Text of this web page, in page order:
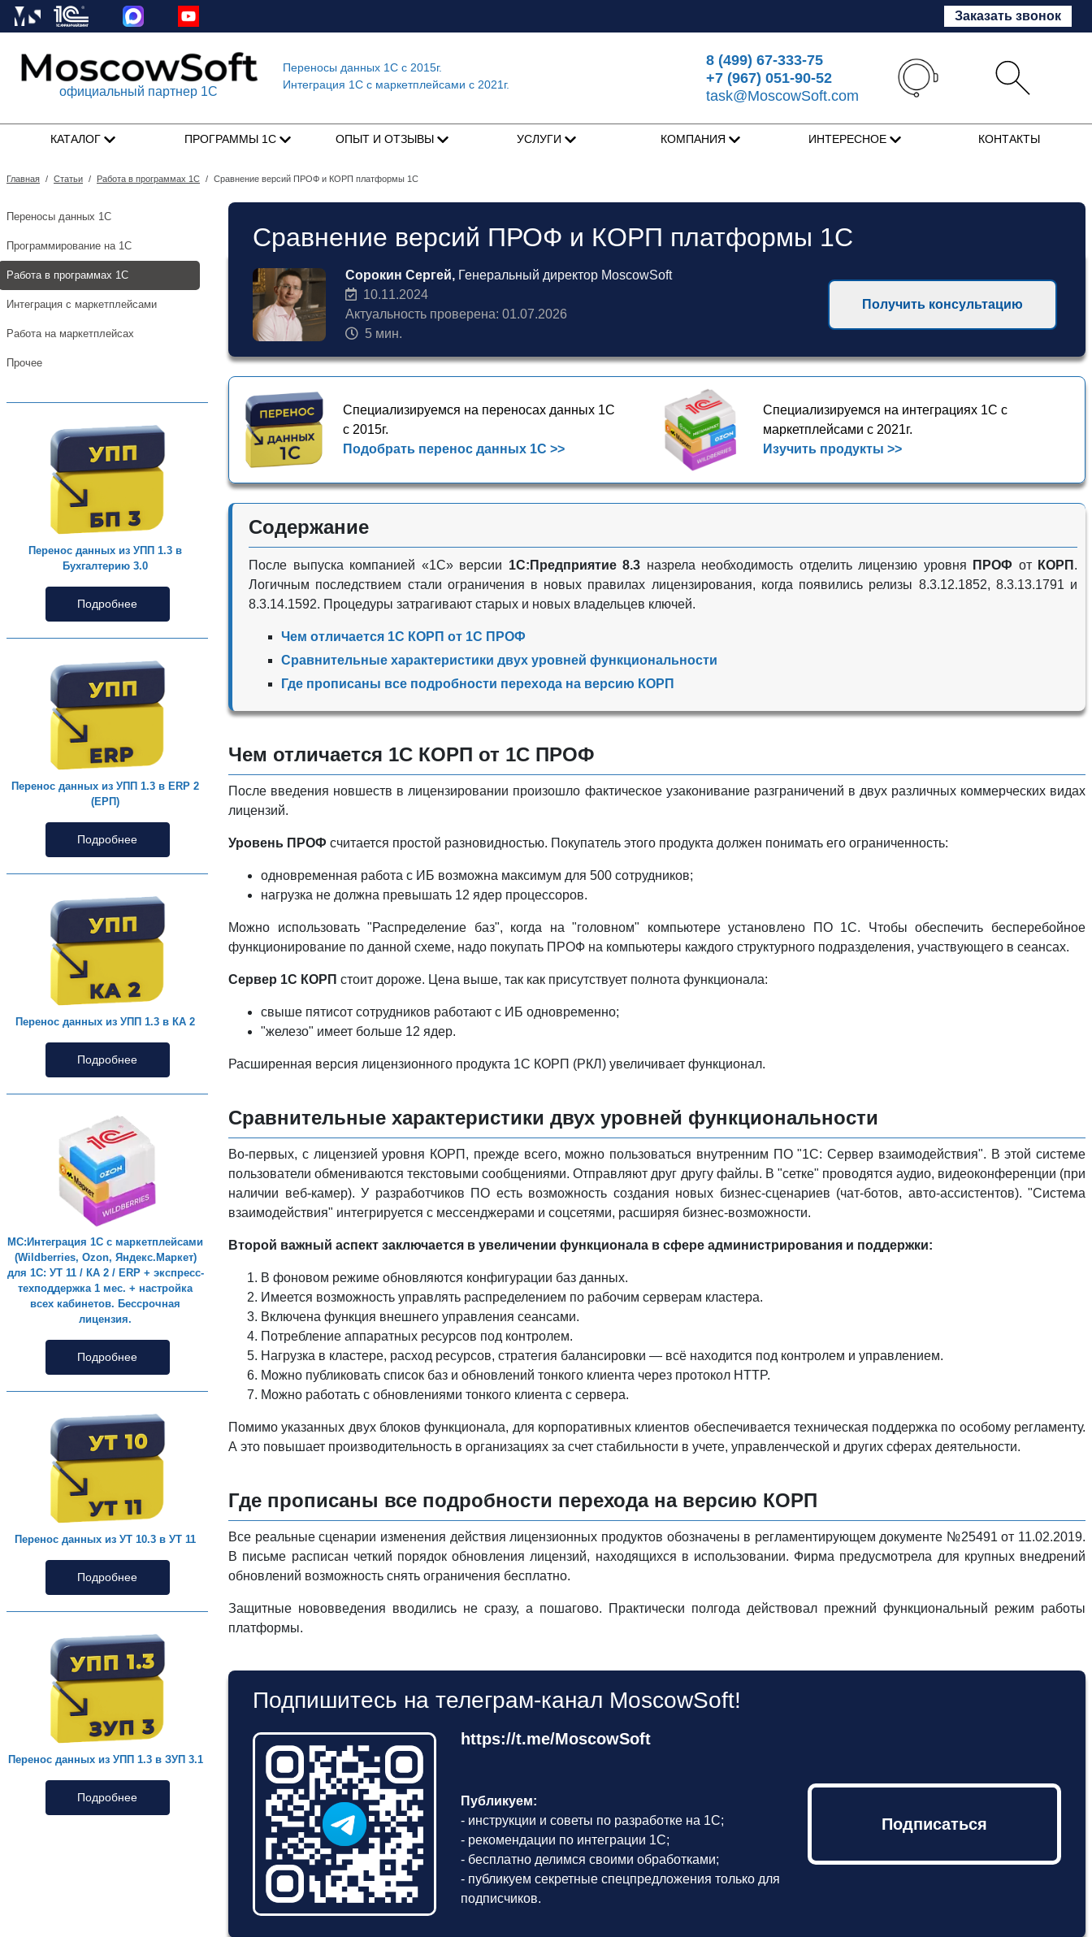
Заказать звонок
официальный партнер 1С
Переносы данных 1Сс 2015г.
Интеграция 1C с маркетплейсами с 2021г.
8 (499) 67-333-75
+7 (967) 051-90-52
task@MoscowSoft.com
КАТАЛОГ ПРОГРАММЫ 1С ОПЫТ И ОТЗЫВЫ УСЛУГИ КОМПАНИЯ ИНТЕРЕСНОЕ КОНТАКТЫ
Главная / Статьи / Работа в программах 1С / Сравнение версий ПРОФ и КОРП платформы 1С
Переносы данных 1С
Программирование на 1С
Работа в программах 1С
Интеграция с маркетплейсами
Работа на маркетплейсах
Прочее
Перенос данных из УПП 1.3 в
Бухгалтерию 3.0
Подробнее
Перенос данных из УПП 1.3 в ERP 2
(ЕРП)
Подробнее
Перенос данных из УПП 1.3 в КА 2
Подробнее
МС:Интеграция 1С с маркетплейсами
(Wildberries, Ozon, Яндекс.Маркет)
для 1С: УТ 11 / КА 2 / ERP + экспресс-
техподдержка 1 мес. + настройка
всех кабинетов. Бессрочная
лицензия.
Подробнее
Перенос данных из УТ 10.3 в УТ 11
Подробнее
Перенос данных из УПП 1.3 в ЗУП 3.1
Подробнее
Сравнение версий ПРОФ и КОРП платформы 1С
Сорокин Сергей, Генеральный директор MoscowSoft
10.11.2024
Актуальность проверена: 01.07.2026
5 мин.
Получить консультацию
Специализируемся на переносах данных 1С
с 2015г.
Подобрать перенос данных 1С >>
Специализируемся на интеграциях 1С с
маркетплейсами с 2021г.
Изучить продукты >>
Содержание
После выпуска компанией «1С» версии 1С:Предприятие 8.3 назрела необходимость отделить лицензию уровня ПРОФ от КОРП .
Логичным последствием стали ограничения в новых правилах лицензирования, когда появились релизы 8.3.12.1852, 8.3.13.1791 и
8.3.14.1592. Процедуры затрагивают старых и новых владельцев ключей.
Чем отличается 1С КОРП от 1С ПРОФ
Сравнительные характеристики двух уровней функциональности
Где прописаны все подробности перехода на версию КОРП
Чем отличается 1С КОРП от 1С ПРОФ
После введения новшеств в лицензировании произошло фактическое узаконивание разграничений в двух различных коммерческих видах
лицензий.
Уровень ПРОФ считается простой разновидностью. Покупатель этого продукта должен понимать его ограниченность:
одновременная работа с ИБ возможна максимум для 500 сотрудников;
нагрузка не должна превышать 12 ядер процессоров.
Можно использовать "Распределение баз", когда на "головном" компьютере установлено ПО 1С. Чтобы обеспечить бесперебойное
функционирование по данной схеме, надо покупать ПРОФ на компьютеры каждого структурного подразделения, участвующего в сеансах.
Сервер 1С КОРП стоит дороже. Цена выше, так как присутствует полнота функционала:
свыше пятисот сотрудников работают с ИБ одновременно;
"железо" имеет больше 12 ядер.
Расширенная версия лицензионного продукта 1С КОРП (РКЛ) увеличивает функционал.
Сравнительные характеристики двух уровней функциональности
Во-первых, с лицензией уровня КОРП, прежде всего, можно пользоваться внутренним ПО "1С: Сервер взаимодействия". В этой системе
пользователи обмениваются текстовыми сообщениями. Отправляют друг другу файлы. В "сетке" проводятся аудио, видеоконференции (при
наличии веб-камер). У разработчиков ПО есть возможность создания новых бизнес-сценариев (чат-ботов, авто-ассистентов). "Система
взаимодействия" интегрируется с мессенджерами и соцсетями, расширяя бизнес-возможности.
Второй важный аспект заключается в увеличении функционала в сфере администрирования и поддержки:
В фоновом режиме обновляются конфигурации баз данных.
Имеется возможность управлять распределением по рабочим серверам кластера.
Включена функция внешнего управления сеансами.
Потребление аппаратных ресурсов под контролем.
Нагрузка в кластере, расход ресурсов, стратегия балансировки — всё находится под контролем и управлением.
Можно публиковать список баз и обновлений тонкого клиента через протокол HTTP.
Можно работать с обновлениями тонкого клиента с сервера.
Помимо указанных двух блоков функционала, для корпоративных клиентов обеспечивается техническая поддержка по особому регламенту.
А это повышает производительность в организациях за счет стабильности в учете, управленческой и других сферах деятельности.
Где прописаны все подробности перехода на версию КОРП
Все реальные сценарии изменения действия лицензионных продуктов обозначены в регламентирующем документе №25491 от 11.02.2019.
В письме расписан четкий порядок обновления лицензий, находящихся в использовании. Фирма предусмотрела для крупных внедрений
обновлений возможность снять ограничения бесплатно.
Защитные нововведения вводились не сразу, а пошагово. Практически полгода действовал прежний функциональный режим работы
платформы.
Подпишитесь на телеграм-канал MoscowSoft!
https://t.me/MoscowSoft
Публикуем:
- инструкции и советы по разработке на 1С;
- рекомендации по интеграции 1С;
- бесплатно делимся своими обработками;
- публикуем секретные спецпредложения только для
подписчиков.
Подписаться